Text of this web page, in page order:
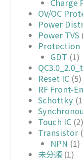
Charge
OV/OC
Power
Power TVS
Protection
GDT (1)
Reset IC (5)
RF Front-
Schottky
Touch IC (2)
Transistor
NPN (1)
未分類 (1)